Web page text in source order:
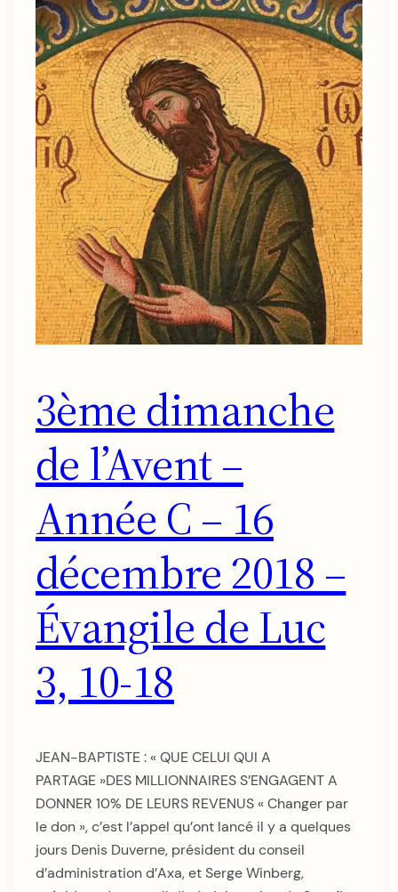
3ème dimanche
de l’Avent –
Année C – 16
décembre 2018 –
Évangile de Luc
3, 10-18
JEAN-BAPTISTE : « QUE CELUI QUI A
PARTAGE »DES MILLIONNAIRES S’ENGAGENT A
DONNER 10% DE LEURS REVENUS « Changer par
le don », c’est l’appel qu’ont lancé il y a quelques
jours Denis Duverne, président du conseil
d’administration d’Axa, et Serge Winberg,